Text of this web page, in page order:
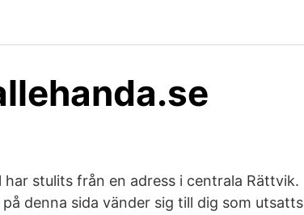
stulits från en adress i centrala Rättvik.
denna sida vänder sig till dig som utsatts